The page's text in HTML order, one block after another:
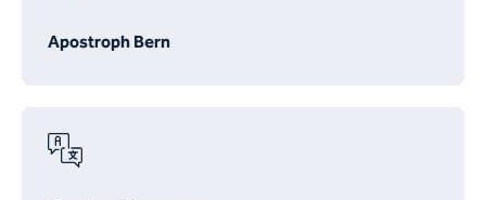
Apostroph Bern